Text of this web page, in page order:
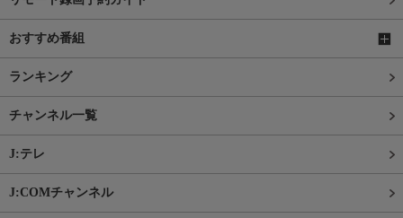
おすすめ番組
ランキング
チャンネル一覧
J:テレ
J:COMチャンネル